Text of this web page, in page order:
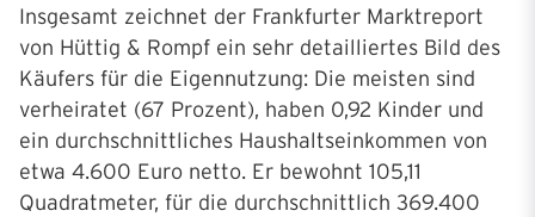
Insgesamt zeichnet der Frankfurter Marktreport
von Hüttig & Rompf ein sehr detailliertes Bild des
Käufers für die Eigennutzung: Die meisten sind
verheiratet (67 Prozent), haben 0,92 Kinder und
ein durchschnittliches Haushaltseinkommen von
etwa 4.600 Euro netto. Er bewohnt 105,11
Quadratmeter, für die durchschnittlich 369.400